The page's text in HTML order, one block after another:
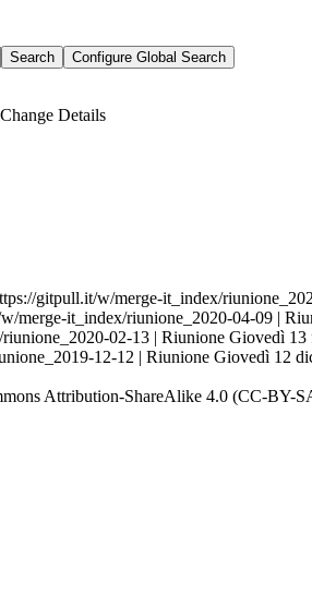
Search Configure Global Search
Change Details
gitpull.it/w/merge-it_index/
merge-it_index/riunione_2020-04-09 |
02-13 | Riunione Giovedì
12-12 | Riunione Giovedì 12
Attribution-ShareAlike 4.0 (CC-BY-